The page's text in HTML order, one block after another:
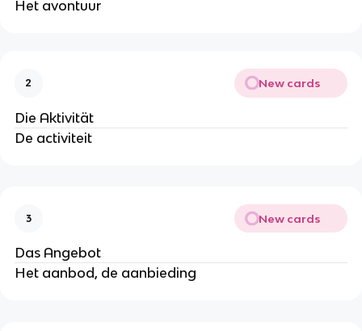
Het avontuur
2 New cards
Die Aktivität
De activiteit
3 New cards
Das Angebot
Het aanbod, de aanbieding